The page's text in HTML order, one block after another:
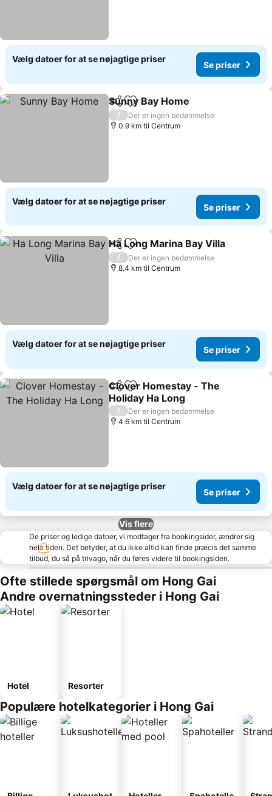
Vælg datoer for at se nøjagtige priser
Se priser
Del Føj til favoritter
Sunny Bay Home
/
Der er ingen bedømmelse
0.9 km til Centrum
Vælg datoer for at se nøjagtige priser
Se priser
Del Føj til favoritter
Ha Long Marina Bay Villa
/
Der er ingen bedømmelse
8.4 km til Centrum
Vælg datoer for at se nøjagtige priser
Se priser
Del Føj til favoritter
Clover Homestay - The
Holiday Ha Long
/
Der er ingen bedømmelse
4.6 km til Centrum
Vælg datoer for at se nøjagtige priser
Se priser
Vis flere
De priser og ledige datoer, vi modtager fra bookingsider, ændrer sig
hele tiden. Det betyder, at du ikke altid kan finde præcis det samme
tilbud, du så på trivago, når du føres videre til bookingsiden.
Ofte stillede spørgsmål om Hong Gai
Andre overnatningssteder i Hong Gai
Hotel Resorter
Populære hotelkategorier i Hong Gai